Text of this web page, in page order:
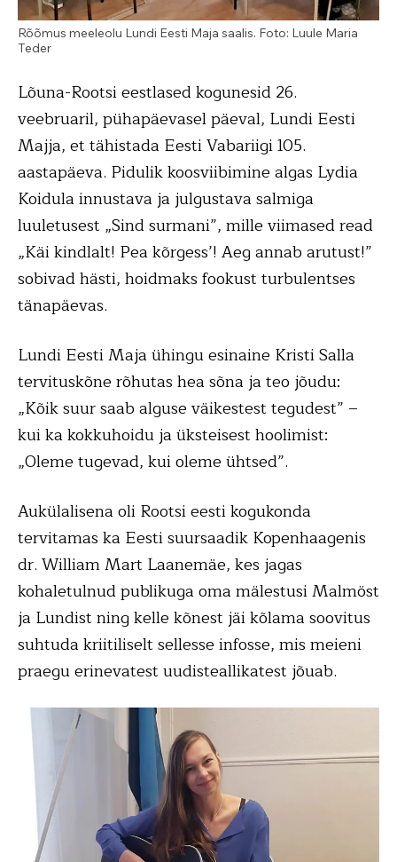
Rõõmus meeleolu Lundi Eesti Maja saalis. Foto: Luule Maria
Teder
Lõuna-Rootsi eestlased kogunesid 26.
veebruaril, pühapäevasel päeval, Lundi Eesti
Majja, et tähistada Eesti Vabariigi 105.
aastapäeva. Pidulik koosviibimine algas Lydia
Koidula innustava ja julgustava salmiga
luuletusest „Sind surmani”, mille viimased read
„Käi kindlalt! Pea kõrgess’! Aeg annab arutust!”
sobivad hästi, hoidmaks fookust turbulentses
tänapäevas.
Lundi Eesti Maja ühingu esinaine Kristi Salla
tervituskõne rõhutas hea sõna ja teo jõudu:
„Kõik suur saab alguse väikestest tegudest” –
kui ka kokkuhoidu ja üksteisest hoolimist:
„Oleme tugevad, kui oleme ühtsed”.
Aukülalisena oli Rootsi eesti kogukonda
tervitamas ka Eesti suursaadik Kopenhaagenis
dr. William Mart Laanemäe, kes jagas
kohaletulnud publikuga oma mälestusi Malmöst
ja Lundist ning kelle kõnest jäi kõlama soovitus
suhtuda kriitiliselt sellesse infosse, mis meieni
praegu erinevatest uudisteallikatest jõuab.